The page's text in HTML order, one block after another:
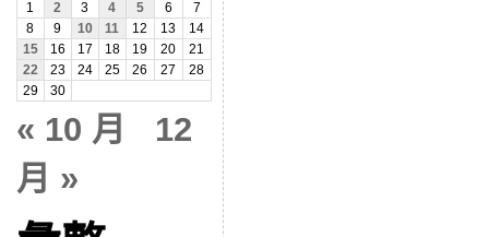
1
2 3 4 5 6
7
8
9 10 11 12 13
14
15
16 17 18 19 20
21
22
23 24 25 26 27
28
29
30
« 10 月
12
月 »